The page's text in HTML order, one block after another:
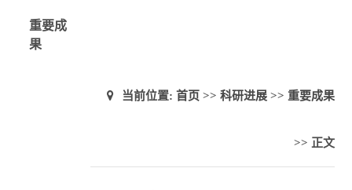
重要成
果
当前位置: 首页 >> 科研进展>> 重要成果
>> 正文